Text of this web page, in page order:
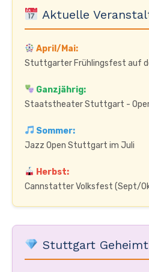
Aktuelle
April/Mai:
Stuttgarter Frühlingsfest auf
Ganzjährig:
Staatstheater Stuttgart -
Sommer:
Jazz Open Stuttgart im Juli
Herbst:
Cannstatter Volksfest (Sept/
Stuttgart